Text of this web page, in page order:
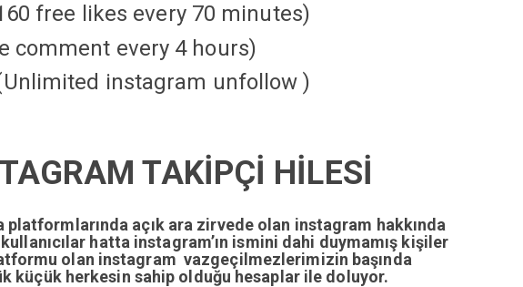
free likes every 70 minutes)
comment every 4 hours)
instagram unfollow )
TAKİPÇİ HİLESİ
açık ara zirvede olan instagram hakkında
hatta instagram’ın ismini dahi duymamış kişiler
olan instagram vazgeçilmezlerimizin başında
küçük herkesin sahip olduğu hesaplar ile doluyor.